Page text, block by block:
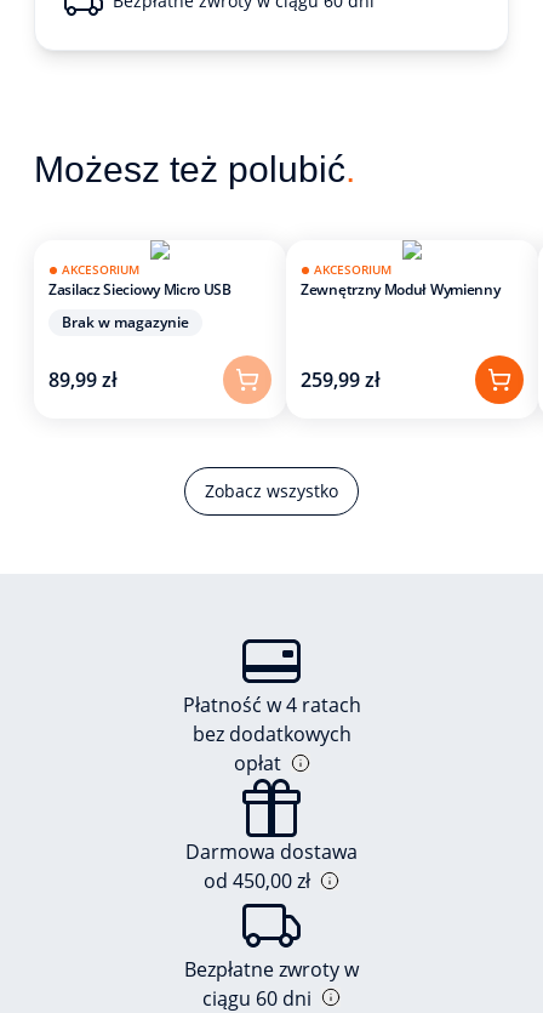
Możesz też polubić.
Zobacz wszystko
AKCESORIUM
Zasilacz Sieciowy Micro USB
Brak w magazynie
89,99 zł
AKCESORIUM
Zewnętrzny Moduł Wymienny
259,99 zł
Płatność w 4 ratach
bez dodatkowych
opłat
Darmowa dostawa
od 450,00 zł
Bezpłatne zwroty w
ciągu 60 dni